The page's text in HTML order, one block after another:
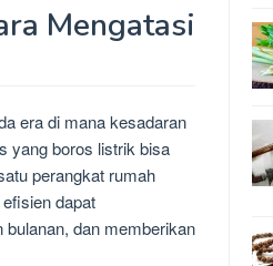
Mengatasi
era di mana kesadaran
yang boros listrik bisa
perangkat rumah
dapat
dan memberikan